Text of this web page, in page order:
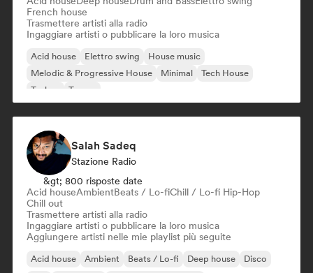
French house
Trasmettere artisti alla radio
Ingaggiare artisti o pubblicare la loro musica
Acid house Elettro swing
House music
Melodic & Progressive House
Minimal
Tech House
Techno
Trance
Salah Sadeq
Stazione Radio
&gt; 800 risposte date
Acid houseAmbientBeats / Lo-fiChill / Lo-fi Hip-Hop
Chill out
Trasmettere artisti alla radio
Ingaggiare artisti o pubblicare la loro musica
Aggiungere artisti nelle mie playlist più seguite
Acid house Ambient Beats / Lo-fi Deep house
Disco